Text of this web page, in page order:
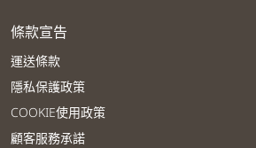
條款宣告
運送條款
隱私保護政策
COOKIE使用政策
顧客服務承諾